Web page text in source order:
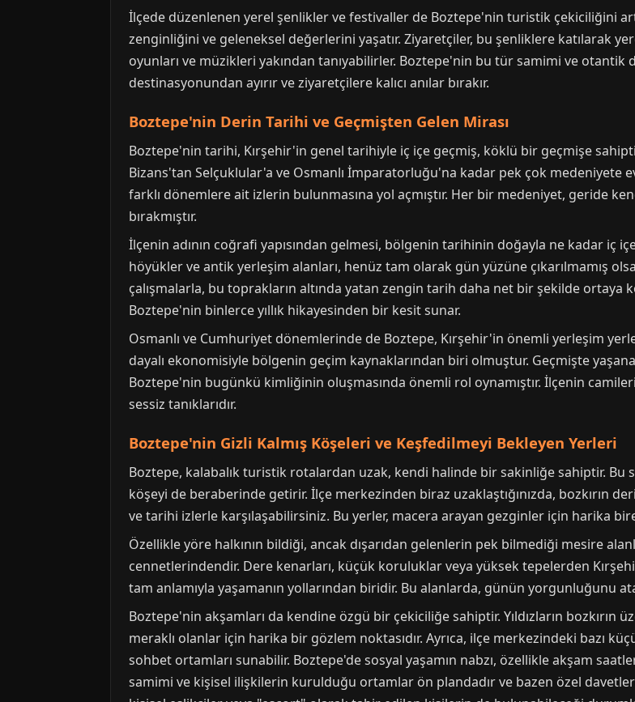
İlçede düzenlenen yerel şenlikler ve festivaller de Boztepe'nin turistik çekiciliğini
zenginliğini ve geleneksel değerlerini yaşatır. Ziyaretçiler, bu şenliklere katılarak
oyunları ve müzikleri yakından tanıyabilirler. Boztepe'nin bu tür samimi ve otantik
destinasyonundan ayırır ve ziyaretçilere kalıcı anılar bırakır.
Boztepe'nin Derin Tarihi ve Geçmişten Gelen Mirası
Boztepe'nin tarihi, Kırşehir'in genel tarihiyle iç içe geçmiş, köklü bir geçmişe
Bizans'tan Selçuklular'a ve Osmanlı İmparatorluğu'na kadar pek çok medeniyete
farklı dönemlere ait izlerin bulunmasına yol açmıştır. Her bir medeniyet, geride
bırakmıştır.
İlçenin adının coğrafi yapısından gelmesi, bölgenin tarihinin doğayla ne kadar iç
höyükler ve antik yerleşim alanları, henüz tam olarak gün yüzüne çıkarılmamış
çalışmalarla, bu toprakların altında yatan zengin tarih daha net bir şekilde ortaya
Boztepe'nin binlerce yıllık hikayesinden bir kesit sunar.
Osmanlı ve Cumhuriyet dönemlerinde de Boztepe, Kırşehir'in önemli yerleşim
dayalı ekonomisiyle bölgenin geçim kaynaklarından biri olmuştur. Geçmişte
Boztepe'nin bugünkü kimliğinin oluşmasında önemli rol oynamıştır. İlçenin
sessiz tanıklarıdır.
Boztepe'nin Gizli Kalmış Köşeleri ve Keşfedilmeyi Bekleyen Yerleri
Boztepe, kalabalık turistik rotalardan uzak, kendi halinde bir sakinliğe sahiptir. Bu
köşeyi de beraberinde getirir. İlçe merkezinden biraz uzaklaştığınızda, bozkırın
ve tarihi izlerle karşılaşabilirsiniz. Bu yerler, macera arayan gezginler için harika
Özellikle yöre halkının bildiği, ancak dışarıdan gelenlerin pek bilmediği mesire
cennetlerindendir. Dere kenarları, küçük koruluklar veya yüksek tepelerden
tam anlamıyla yaşamanın yollarından biridir. Bu alanlarda, günün yorgunluğunu
Boztepe'nin akşamları da kendine özgü bir çekiciliğe sahiptir. Yıldızların
meraklı olanlar için harika bir gözlem noktasıdır. Ayrıca, ilçe merkezindeki bazı
sohbet ortamları sunabilir. Boztepe'de sosyal yaşamın nabzı, özellikle akşam
samimi ve kişisel ilişkilerin kurulduğu ortamlar ön plandadır ve bazen özel